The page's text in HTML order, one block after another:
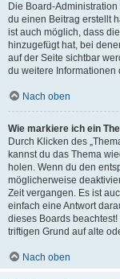
Die Board-
du einen Beitrag erstellt
ist auch möglich, dass
hinzugefügt hat, bei
auf der Seite sichtbar
du weitere Informationen
Nach oben
Wie markiere ich ein
Durch Klicken des
kannst du das Thema
holen. Wenn du den
möglicherweise
Zeit vergangen. Es ist
einfach eine Antwort
dieses Boards
triftigen Grund auf alte
Nach oben